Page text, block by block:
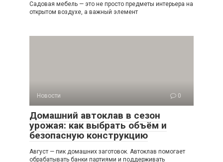
Садовая мебель — это не просто предметы интерьера на
открытом воздухе, а важный элемент
Новости 0
Домашний автоклав в сезон
урожая: как выбрать объём и
безопасную конструкцию
Август — пик домашних заготовок. Автоклав помогает
обрабатывать банки партиями и поддерживать